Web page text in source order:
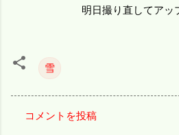
明日撮り直してアッ
雪
コメントを投稿